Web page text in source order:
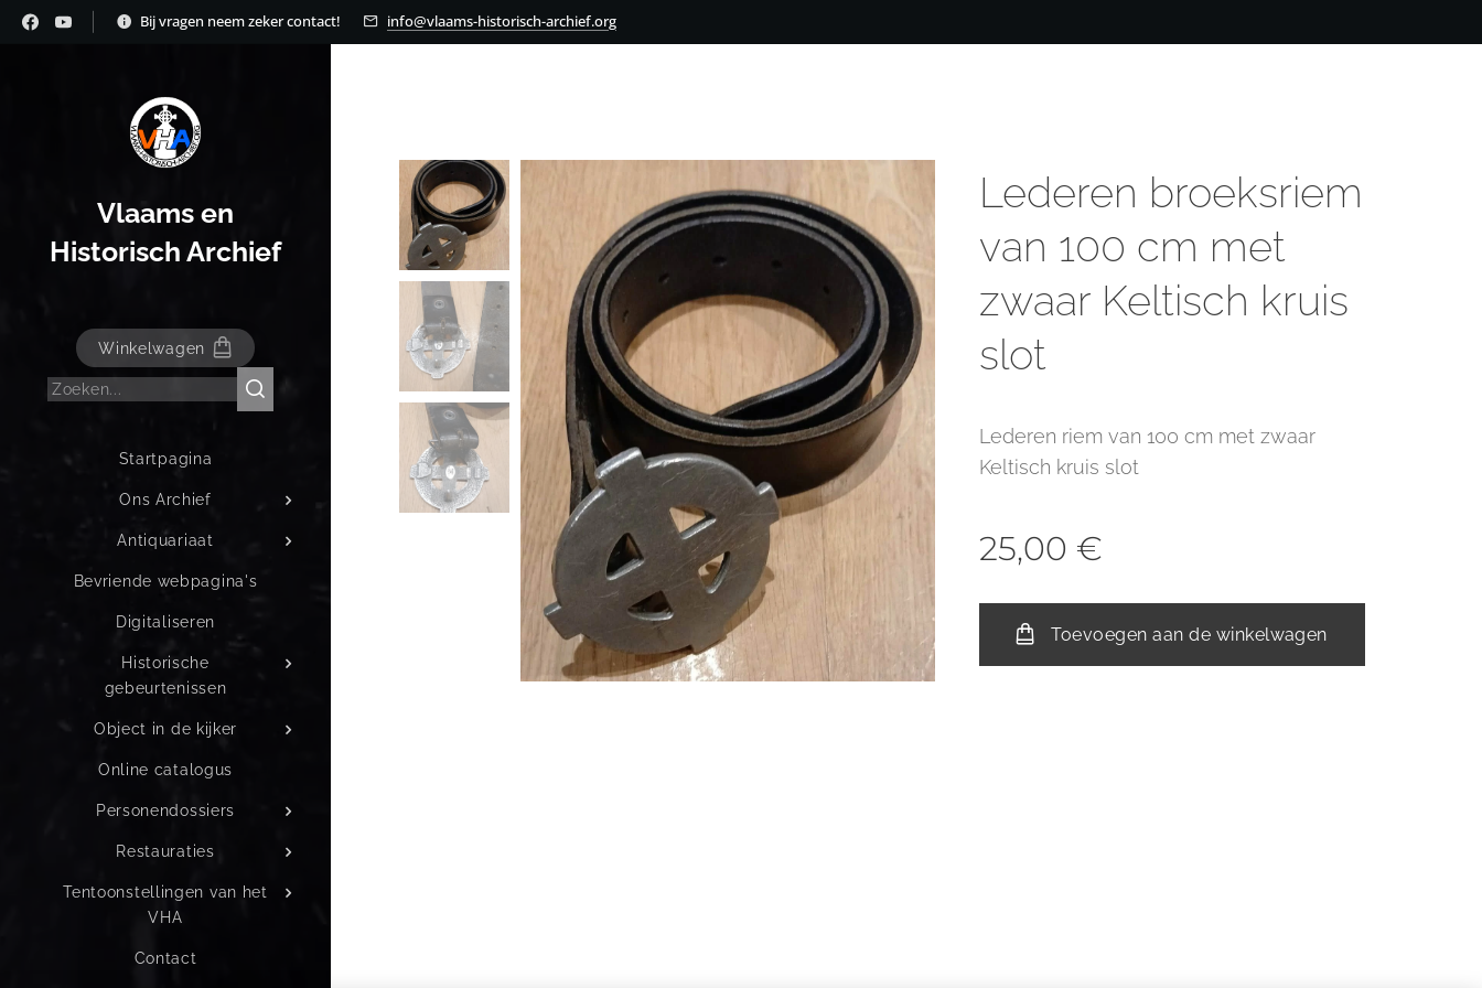
Bij vragen neem zeker contact! info@vlaams-historisch-archief.org
Vlaams en
Historisch Archief
Winkelwagen
Startpagina
Ons Archief
Antiquariaat
Bevriende webpagina's
Digitaliseren
Historische
gebeurtenissen
Object in de kijker
Online catalogus
Personendossiers
Restauraties
Tentoonstellingen van het
VHA
Contact
Lederen broeksriem
van 100 cm met
zwaar Keltisch kruis
slot
Lederen riem van 100 cm met zwaar
Keltisch kruis slot
25,00 €
Toevoegen aan de winkelwagen